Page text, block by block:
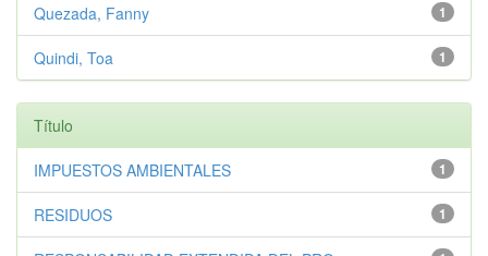
1
Quezada, Fanny
1
Quindi, Toa
Título
1
IMPUESTOS AMBIENTALES
1
RESIDUOS